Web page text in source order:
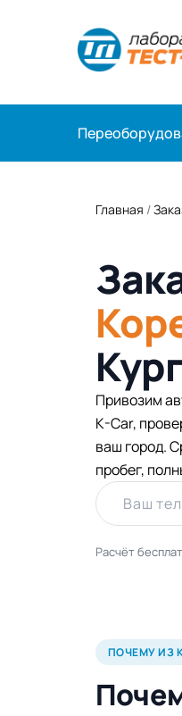
Главная /
Привозим
K-Car,
ваш город.
пробег,
Ваш
Расчёт
ПОЧЕМУ ИЗ